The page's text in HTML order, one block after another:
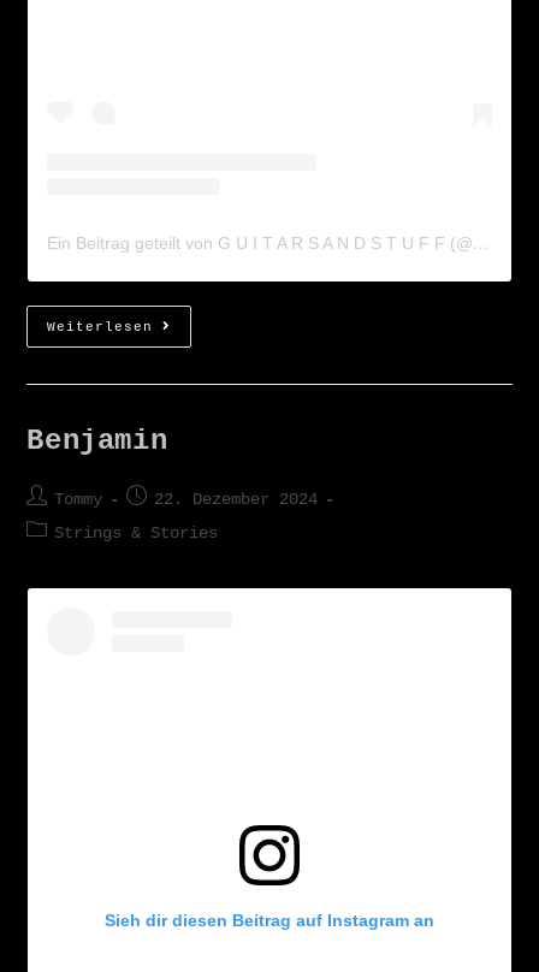
Ein Beitrag geteilt von G U I T A R S A N D S T U F F (@guitarsandstuff)
Weiterlesen
Benjamin
Tommy
22. Dezember 2024
Strings & Stories
Sieh dir diesen Beitrag auf Instagram an